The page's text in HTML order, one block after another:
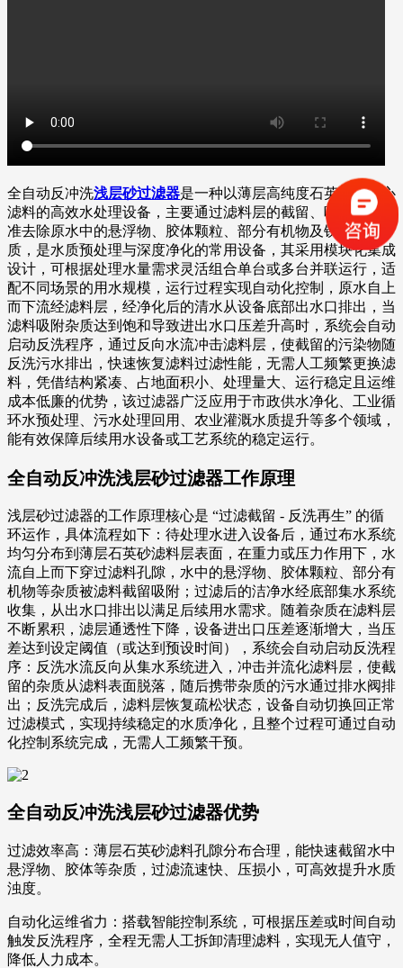
全自动反冲洗浅层砂过滤器是一种以薄层高纯度石英砂为核心
滤料的高效水处理设备，主要通过滤料层的截留、吸附作用精
准去除原水中的悬浮物、胶体颗粒、部分有机物及铁锈等杂
质，是水质预处理与深度净化的常用设备，其采用模块化集成
设计，可根据处理水量需求灵活组合单台或多台并联运行，适
配不同场景的用水规模，运行过程实现自动化控制，原水自上
而下流经滤料层，经净化后的清水从设备底部出水口排出，当
滤料吸附杂质达到饱和导致进出水口压差升高时，系统会自动
启动反洗程序，通过反向水流冲击滤料层，使截留的污染物随
反洗污水排出，快速恢复滤料过滤性能，无需人工频繁更换滤
料，凭借结构紧凑、占地面积小、处理量大、运行稳定且运维
成本低廉的优势，该过滤器广泛应用于市政供水净化、工业循
环水预处理、污水处理回用、农业灌溉水质提升等多个领域，
能有效保障后续用水设备或工艺系统的稳定运行。
全自动反冲洗浅层砂过滤器工作原理
浅层砂过滤器的工作原理核心是 “过滤截留 - 反洗再生” 的循
环运作，具体流程如下：待处理水进入设备后，通过布水系统
均匀分布到薄层石英砂滤料层表面，在重力或压力作用下，水
流自上而下穿过滤料孔隙，水中的悬浮物、胶体颗粒、部分有
机物等杂质被滤料截留吸附；过滤后的洁净水经底部集水系统
收集，从出水口排出以满足后续用水需求。随着杂质在滤料层
不断累积，滤层通透性下降，设备进出口压差逐渐增大，当压
差达到设定阈值（或达到预设时间），系统会自动启动反洗程
序：反洗水流反向从集水系统进入，冲击并流化滤料层，使截
留的杂质从滤料表面脱落，随后携带杂质的污水通过排水阀排
出；反洗完成后，滤料层恢复疏松状态，设备自动切换回正常
过滤模式，实现持续稳定的水质净化，且整个过程可通过自动
化控制系统完成，无需人工频繁干预。
全自动反冲洗浅层砂过滤器优势
过滤效率高：薄层石英砂滤料孔隙分布合理，能快速截留水中
悬浮物、胶体等杂质，过滤流速快、压损小，可高效提升水质
浊度。
自动化运维省力：搭载智能控制系统，可根据压差或时间自动
触发反洗程序，全程无需人工拆卸清理滤料，实现无人值守，
降低人力成本。